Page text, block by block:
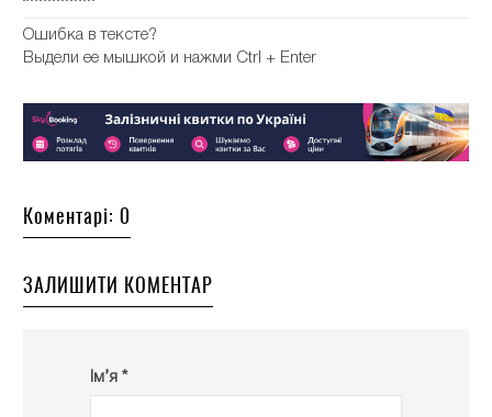
Ошибка в тексте?
Выдели ее мышкой и нажми Ctrl + Enter
Коментарі: 0
ЗАЛИШИТИ КОМЕНТАР
Ім’я *